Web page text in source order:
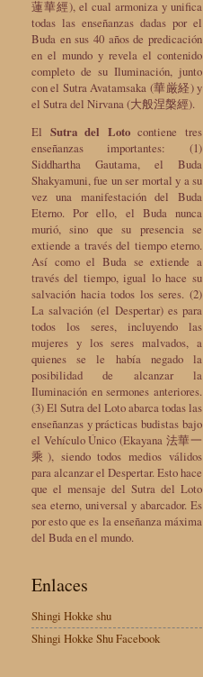
蓮華經), el cual armoniza y unifica
todas las enseñanzas dadas por el
Buda en sus 40 años de predicación
en el mundo y revela el contenido
completo de su Iluminación, junto
con el Sutra Avatamsaka (華厳経) y
el Sutra del Nirvana (大般涅槃經).
El Sutra del Lotocontiene tres
enseñanzas importantes: (1)
Siddhartha Gautama, el Buda
Shakyamuni, fue un ser mortal y a su
vez una manifestación del Buda
Eterno. Por ello, el Buda nunca
murió, sino que su presencia se
extiende a través del tiempo eterno.
Así como el Buda se extiende a
través del tiempo, igual lo hace su
salvación hacia todos los seres. (2)
La salvación (el Despertar) es para
todos los seres, incluyendo las
mujeres y los seres malvados, a
quienes se le había negado la
posibilidad de alcanzar la
Iluminación en sermones anteriores.
(3) El Sutra del Loto abarca todas las
enseñanzas y prácticas budistas bajo
el Vehículo Único (Ekayana 法華一
乘), siendo todos medios válidos
para alcanzar el Despertar. Esto hace
que el mensaje del Sutra del Loto
sea eterno, universal y abarcador. Es
por esto que es la enseñanza máxima
del Buda en el mundo.
Enlaces
Shingi Hokke shu
Shingi Hokke Shu Facebook